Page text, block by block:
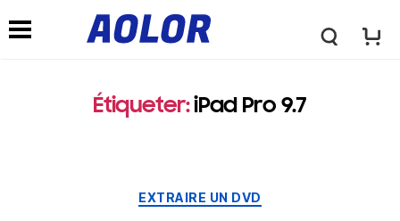
L
o
Étiqueter: iPad Pro 9.7
Catégories
EXTRAIRE UN DVD